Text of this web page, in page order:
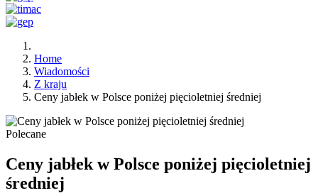
Home
Wiadomości
Z kraju
Ceny jabłek w Polsce poniżej pięcioletniej średniej
Polecane
Ceny jabłek w Polsce poniżej pięcioletniej
średniej